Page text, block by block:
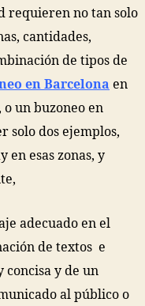
requieren no tan solo
cantidades,
de tipos de
en Barcelona en
un buzoneo en
solo dos ejemplos,
en esas zonas, y
adecuado en el
de textos e
concisa y de un
al público o